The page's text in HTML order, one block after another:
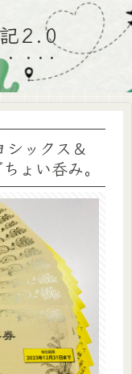
2.0
ックス＆
ょい呑み。